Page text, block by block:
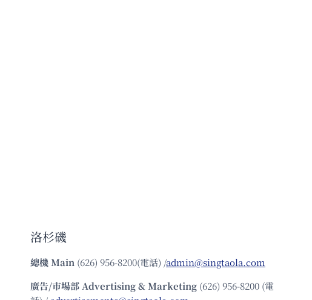
洛杉磯
總機Main (626) 956-8200(電話) /admin@singtaola.com
廣告/市場部Advertising & Marketing (626) 956-8200 (電